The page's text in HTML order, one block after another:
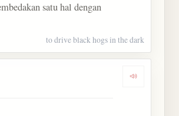
satu hal dengan
to drive black hogs in the dark
Dengarkan